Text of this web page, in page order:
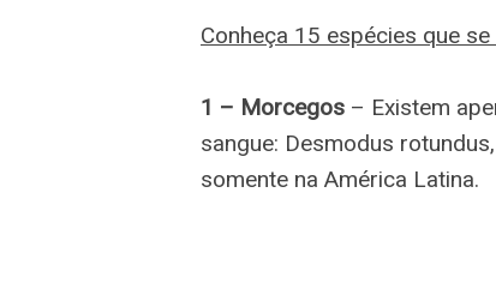
Conheça 15 espécies que
1 – Morcegos – Existem
sangue: Desmodus
somente na América Latina.